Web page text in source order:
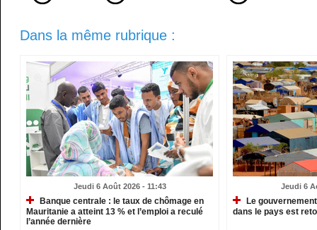
Dans la même rubrique :
Jeudi 6 Août 2026 - 11:43
Banque centrale : le taux de chômage en
Mauritanie a atteint 13 % et l’emploi a reculé
l’année dernière
Jeudi 6
Le
dans le pays est